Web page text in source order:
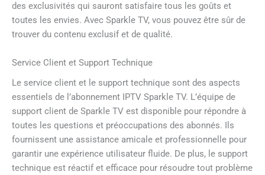
des exclusivités qui sauront satisfaire tous les goûts et
toutes les envies. Avec Sparkle TV, vous pouvez être sûr de
trouver du contenu exclusif et de qualité.
Service Client et Support Technique
Le service client et le support technique sont des aspects
essentiels de l’abonnement IPTV Sparkle TV. L’équipe de
support client de Sparkle TV est disponible pour répondre à
toutes les questions et préoccupations des abonnés. Ils
fournissent une assistance amicale et professionnelle pour
garantir une expérience utilisateur fluide. De plus, le support
technique est réactif et efficace pour résoudre tout problème